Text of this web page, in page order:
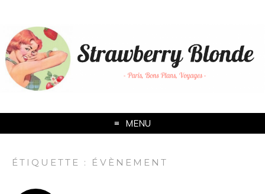
MENU
ÉTIQUETTE : ÉVÈNEMENT